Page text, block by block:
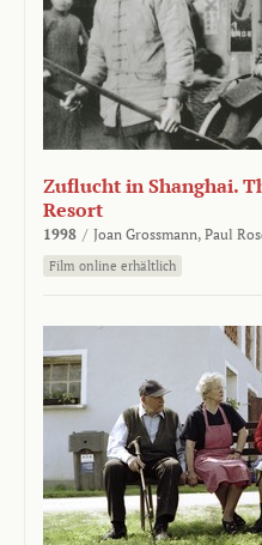
Zuflucht in Shanghai.
Resort
1998 / Joan Grossmann, Paul
Film online erhältlich